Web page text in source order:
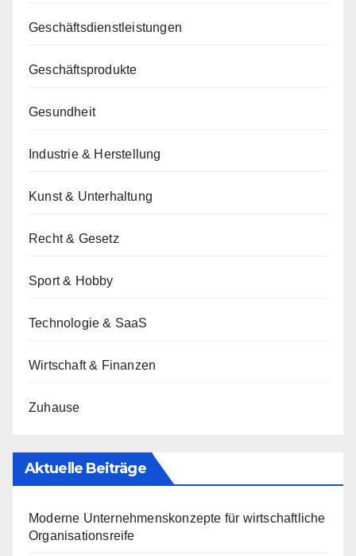
Geschäftsdienstleistungen
Geschäftsprodukte
Gesundheit
Industrie & Herstellung
Kunst & Unterhaltung
Recht & Gesetz
Sport & Hobby
Technologie & SaaS
Wirtschaft & Finanzen
Zuhause
Aktuelle Beiträge
Moderne Unternehmenskonzepte für wirtschaftliche
Organisationsreife